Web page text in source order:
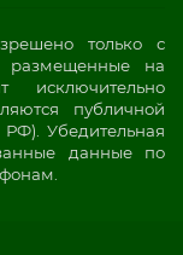
только с
размещенные на
исключительно
публичной
РФ). Убедительная
данные по